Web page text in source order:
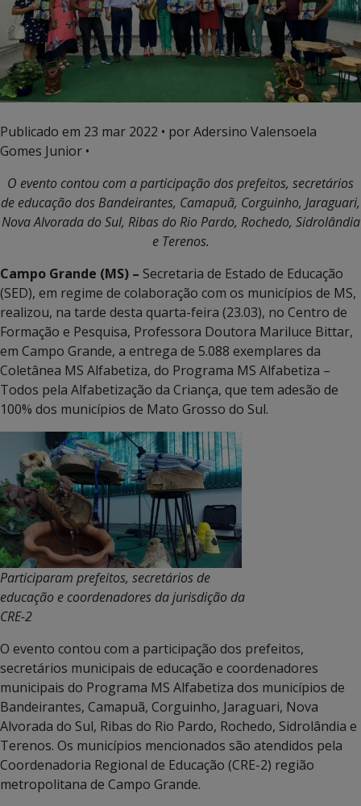
Publicado em 23 mar 2022 • por Adersino Valensoela
Gomes Junior •
O evento contou com a participação dos prefeitos, secretários
de educação dos Bandeirantes, Camapuã, Corguinho, Jaraguari,
Nova Alvorada do Sul, Ribas do Rio Pardo, Rochedo, Sidrolândia
e Terenos.
Campo Grande (MS) – Secretaria de Estado de Educação
(SED), em regime de colaboração com os municípios de MS,
realizou, na tarde desta quarta-feira (23.03), no Centro de
Formação e Pesquisa, Professora Doutora Mariluce Bittar,
em Campo Grande, a entrega de 5.088 exemplares da
Coletânea MS Alfabetiza, do Programa MS Alfabetiza –
Todos pela Alfabetização da Criança, que tem adesão de
100% dos municípios de Mato Grosso do Sul.
Participaram prefeitos, secretários de
educação e coordenadores da jurisdição da
CRE-2
O evento contou com a participação dos prefeitos,
secretários municipais de educação e coordenadores
municipais do Programa MS Alfabetiza dos municípios de
Bandeirantes, Camapuã, Corguinho, Jaraguari, Nova
Alvorada do Sul, Ribas do Rio Pardo, Rochedo, Sidrolândia e
Terenos. Os municípios mencionados são atendidos pela
Coordenadoria Regional de Educação (CRE-2) região
metropolitana de Campo Grande.